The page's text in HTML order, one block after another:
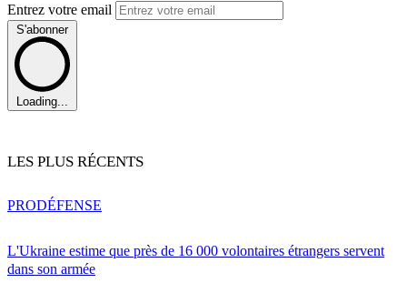
Entrez votre email
S'abonner
Loading...
LES PLUS RÉCENTS
L'Ukraine estime que près de 16 000 volontaires étrangers servent
dans son armée
PRODÉFENSE